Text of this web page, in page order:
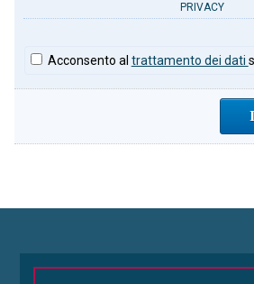
PRIVACY
Acconsento al trattamento dei dati